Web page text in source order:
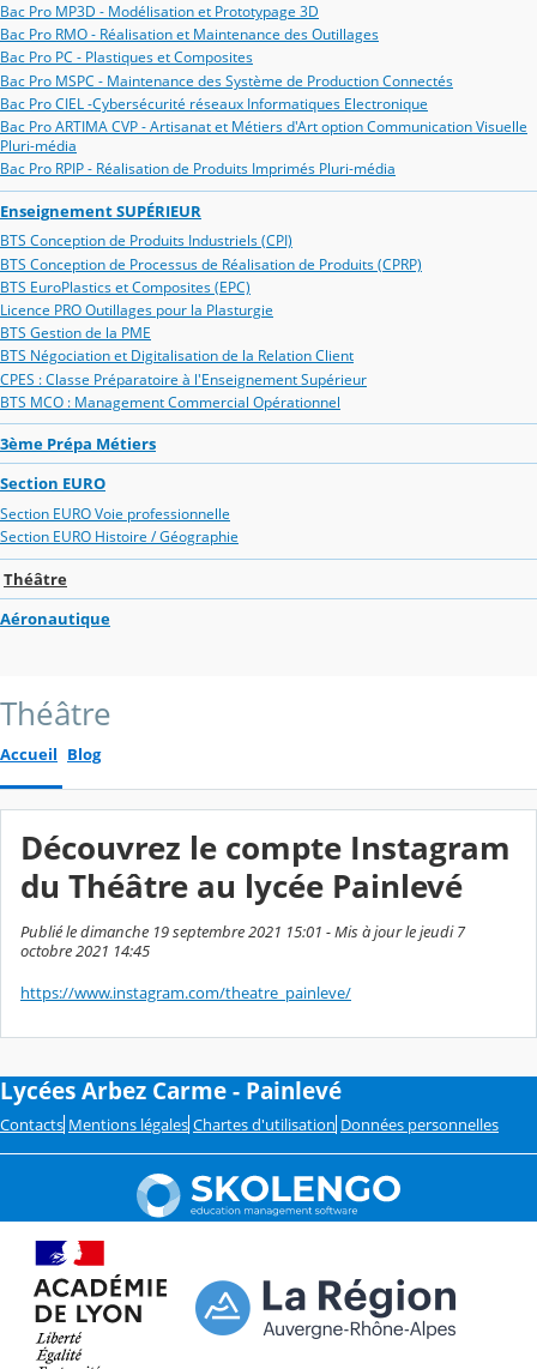
Bac Pro MP3D - Modélisation et Prototypage 3D
Bac Pro RMO - Réalisation et Maintenance des Outillages
Bac Pro PC - Plastiques et Composites
Bac Pro MSPC - Maintenance des Système de Production Connectés
Bac Pro CIEL -Cybersécurité réseaux Informatiques Electronique
Bac Pro ARTIMA CVP - Artisanat et Métiers d'Art option Communication Visuelle
Pluri-média
Bac Pro RPIP - Réalisation de Produits Imprimés Pluri-média
Enseignement SUPÉRIEUR
BTS Conception de Produits Industriels (CPI)
BTS Conception de Processus de Réalisation de Produits (CPRP)
BTS EuroPlastics et Composites (EPC)
Licence PRO Outillages pour la Plasturgie
BTS Gestion de la PME
BTS Négociation et Digitalisation de la Relation Client
CPES : Classe Préparatoire à l'Enseignement Supérieur
BTS MCO : Management Commercial Opérationnel
3ème Prépa Métiers
Section EURO
Section EURO Voie professionnelle
Section EURO Histoire / Géographie
Théâtre
Aéronautique
Théâtre
Accueil Blog
Découvrez le compte Instagram
du Théâtre au lycée Painlevé
Publié le dimanche 19 septembre 2021 15:01 - Mis à jour le jeudi 7
octobre 2021 14:45
https://www.instagram.com/theatre_painleve/
Lycées Arbez Carme - Painlevé
Contacts Mentions légales Chartes d'utilisation Données personnelles